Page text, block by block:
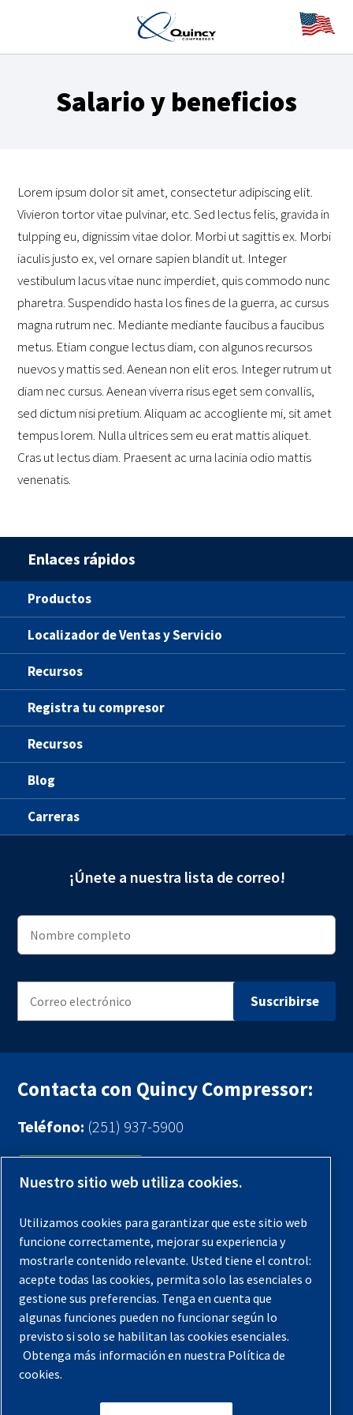
Salario y beneficios
Lorem ipsum dolor sit amet, consectetur adipiscing elit.
Vivieron tortor vitae pulvinar, etc. Sed lectus felis, gravida in
tulpping eu, dignissim vitae dolor. Morbi ut sagittis ex. Morbi
iaculis justo ex, vel ornare sapien blandit ut. Integer
vestibulum lacus vitae nunc imperdiet, quis commodo nunc
pharetra. Suspendido hasta los fines de la guerra, ac cursus
magna rutrum nec. Mediante mediante faucibus a faucibus
metus. Etiam congue lectus diam, con algunos recursos
nuevos y mattis sed. Aenean non elit eros. Integer rutrum ut
diam nec cursus. Aenean viverra risus eget sem convallis,
sed dictum nisi pretium. Aliquam ac accogliente mi, sit amet
tempus lorem. Nulla ultrices sem eu erat mattis aliquet.
Cras ut lectus diam. Praesent ac urna lacinia odio mattis
venenatis.
Enlaces rápidos
Productos
Localizador de Ventas y Servicio
Recursos
Registra tu compresor
Recursos
Blog
Carreras
¡Únete a nuestra lista de correo!
Contacta con Quincy Compressor:
Teléfono: (251) 937-5900
Contáctenos
Registra tu compresor
Aviso legal
Garantías
Política de privacidad
Términos y Condiciones
Mapa del sitio
© 2026 Quincy Compressor. Todos los derechos
Nuestro sitio web utiliza cookies.
Utilizamos cookies para garantizar que este sitio web
funcione correctamente, mejorar su experiencia y
mostrarle contenido relevante. Usted tiene el control:
acepte todas las cookies, permita solo las esenciales o
gestione sus preferencias. Tenga en cuenta que
algunas funciones pueden no funcionar según lo
previsto si solo se habilitan las cookies esenciales.
Obtenga más información en nuestra Política de
cookies.